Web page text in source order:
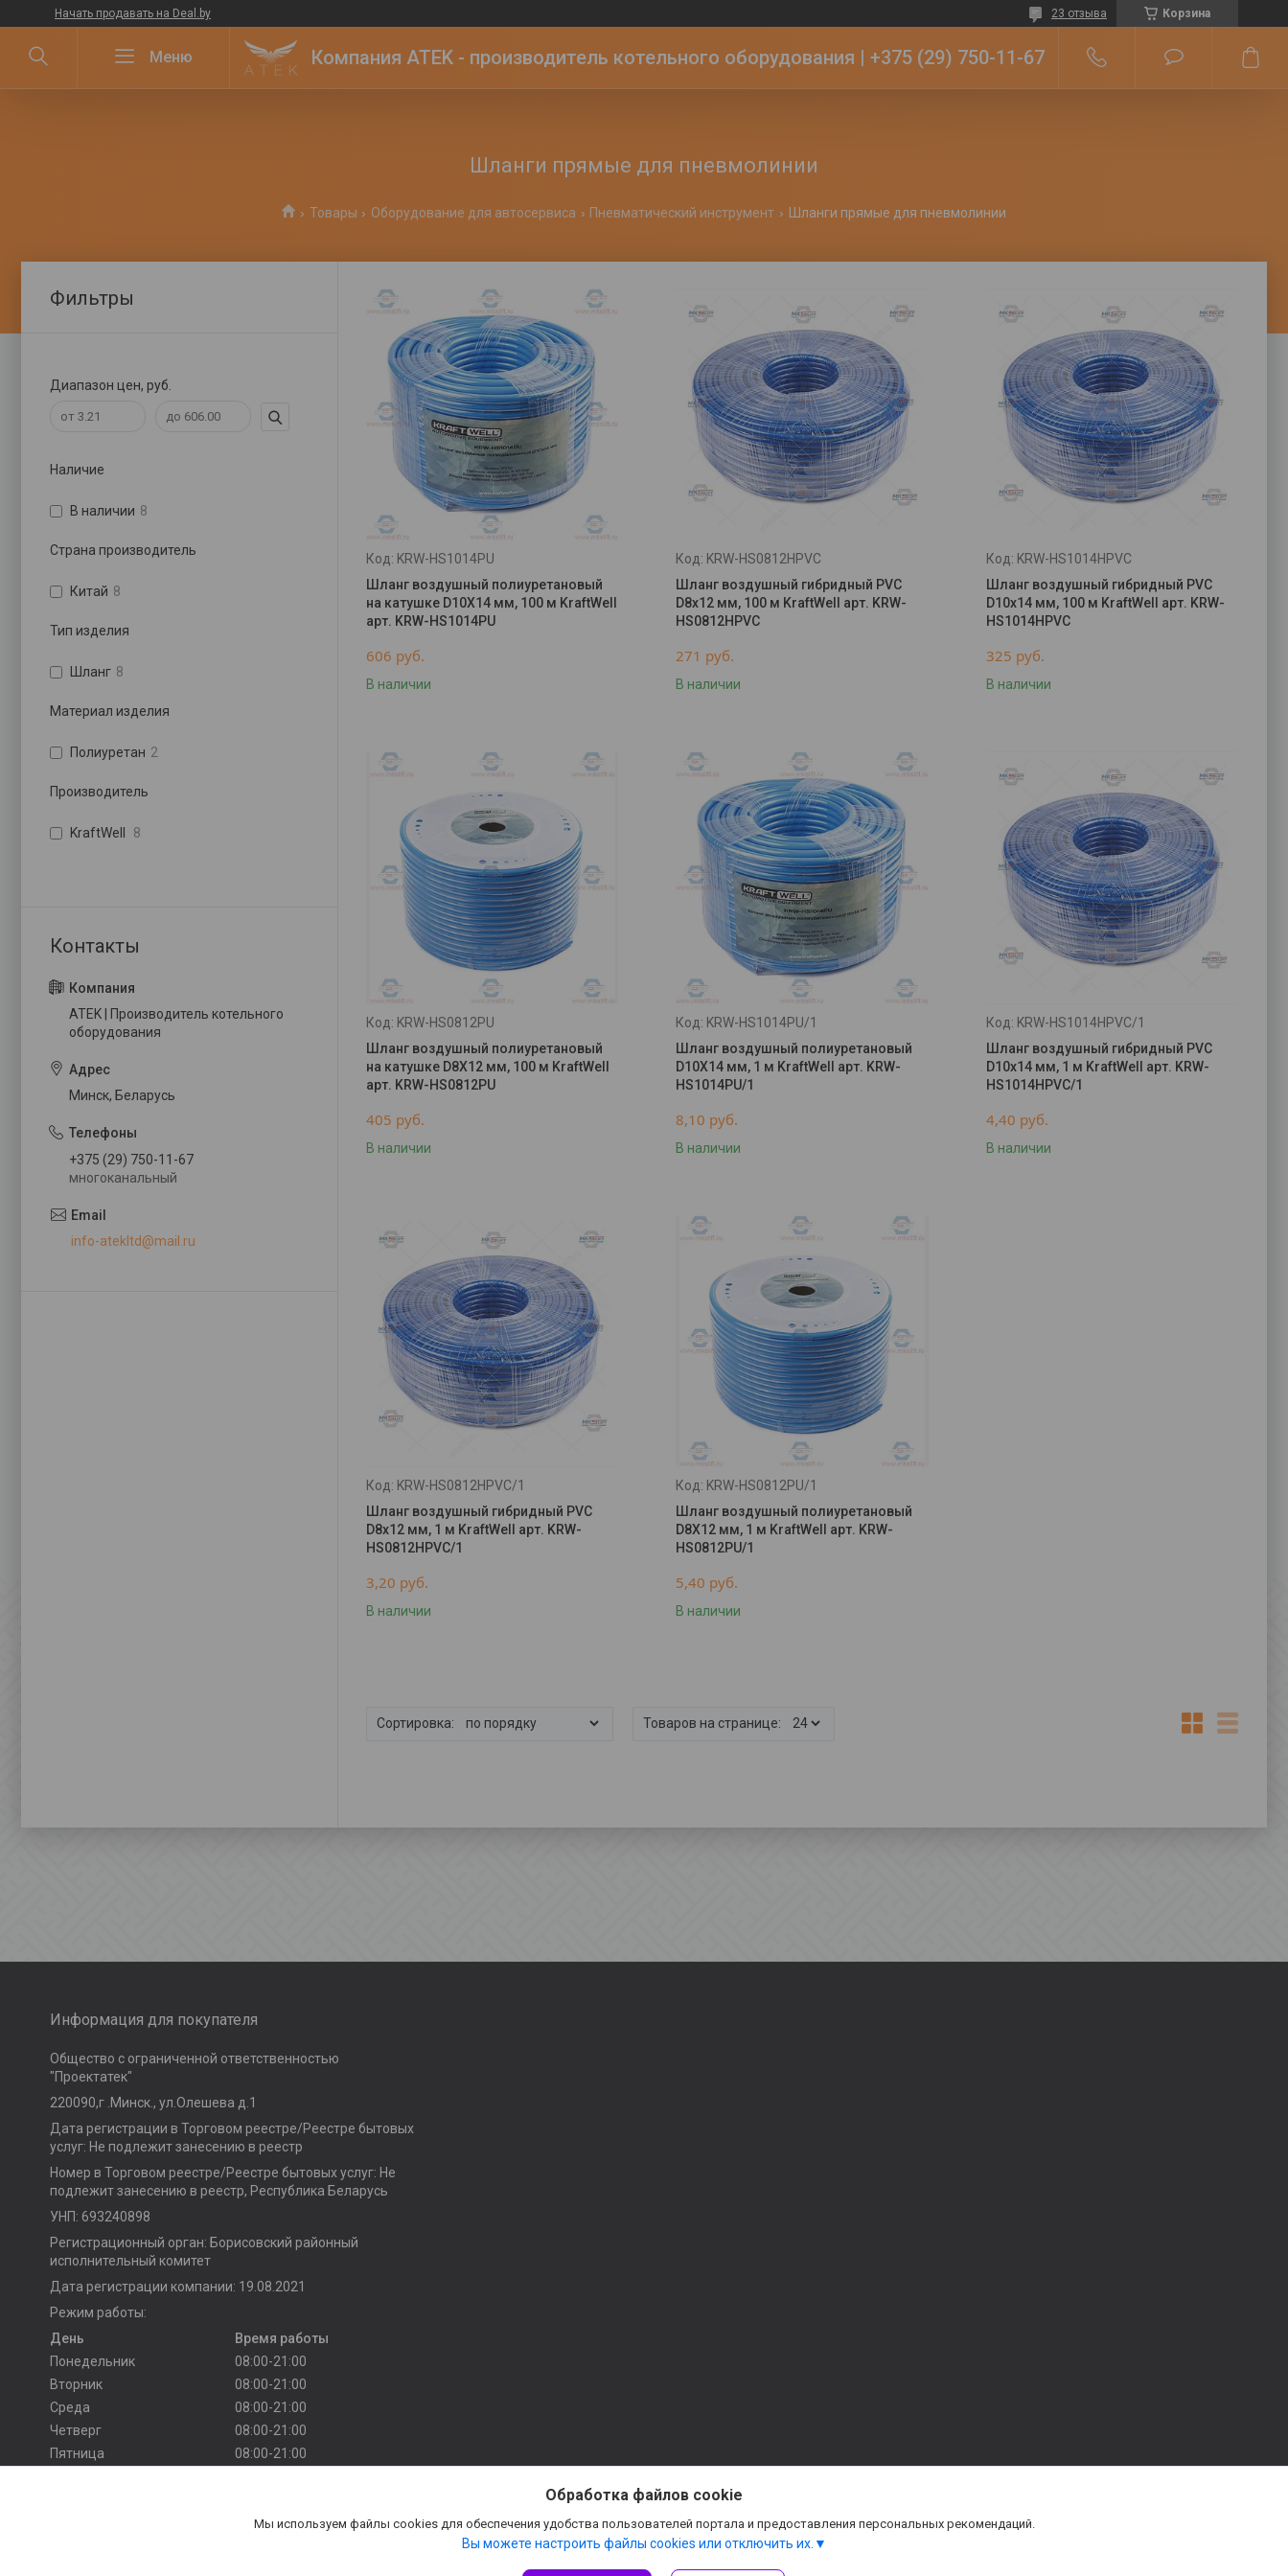
Начать продавать на Deal.by Корзина
23 отзыва
Компания ATEK - производитель котельного оборудования | +375 (29) 750-11-67
Шланги прямые для пневмолинии
Товары Оборудование для автосервиса Пневматический инструмент Шланги прямые для пневмолинии
KRW-HS1014PU
Шланг воздушный полиуретановый
на катушке D10X14 мм, 100 м KraftWell
арт. KRW-HS1014PU
606 руб.
В наличии
KRW-HS0812HPVC
Шланг воздушный гибридный PVC
D8х12 мм, 100 м KraftWell арт. KRW-
HS0812HPVC
271 руб.
В наличии
KRW-HS1014HPVC
Шланг воздушный гибридный PVC
D10х14 мм, 100 м KraftWell арт. KRW-
HS1014HPVC
325 руб.
В наличии
KRW-HS0812PU
Шланг воздушный полиуретановый
на катушке D8X12 мм, 100 м KraftWell
арт. KRW-HS0812PU
405 руб.
В наличии
KRW-HS1014PU/1
Шланг воздушный полиуретановый
D10X14 мм, 1 м KraftWell арт. KRW-
HS1014PU/1
8,10 руб.
В наличии
KRW-HS1014HPVC/1
Шланг воздушный гибридный PVC
D10х14 мм, 1 м KraftWell арт. KRW-
HS1014HPVC/1
4,40 руб.
В наличии
KRW-HS0812HPVC/1
Шланг воздушный гибридный PVC
D8х12 мм, 1 м KraftWell арт. KRW-
HS0812HPVC/1
3,20 руб.
В наличии
KRW-HS0812PU/1
Шланг воздушный полиуретановый
D8X12 мм, 1 м KraftWell арт. KRW-
HS0812PU/1
5,40 руб.
В наличии
Фильтры
Диапазон цен, руб.
Наличие
В наличии 8
Страна производитель
Китай 8
Тип изделия
Шланг 8
Материал изделия
Полиуретан 2
Производитель
KraftWell 8
ATEK | Производитель котельного
оборудования
Минск, Беларусь
+375 (29) 750-11-67
многоканальный
info-atekltd@mail.ru
Информация для покупателя
Общество с ограниченной ответственностью
"Проектатек"
220090,г .Минск., ул.Олешева д.1
Дата регистрации в Торговом реестре/Реестре бытовых
услуг: Не подлежит занесению в реестр
Номер в Торговом реестре/Реестре бытовых услуг: Не
подлежит занесению в реестр, Республика Беларусь
УНП: 693240898
Регистрационный орган: Борисовский районный
исполнительный комитет
Дата регистрации компании: 19.08.2021
Режим работы:
День
Время работы
Понедельник
08:00-21:00
Вторник
08:00-21:00
Среда
08:00-21:00
Четверг
08:00-21:00
Пятница
08:00-21:00
Обработка файлов cookie
Мы используем файлы cookies для обеспечения удобства пользователей портала и предоставления персональных рекомендаций.
Вы можете настроить файлы cookies или отключить их.